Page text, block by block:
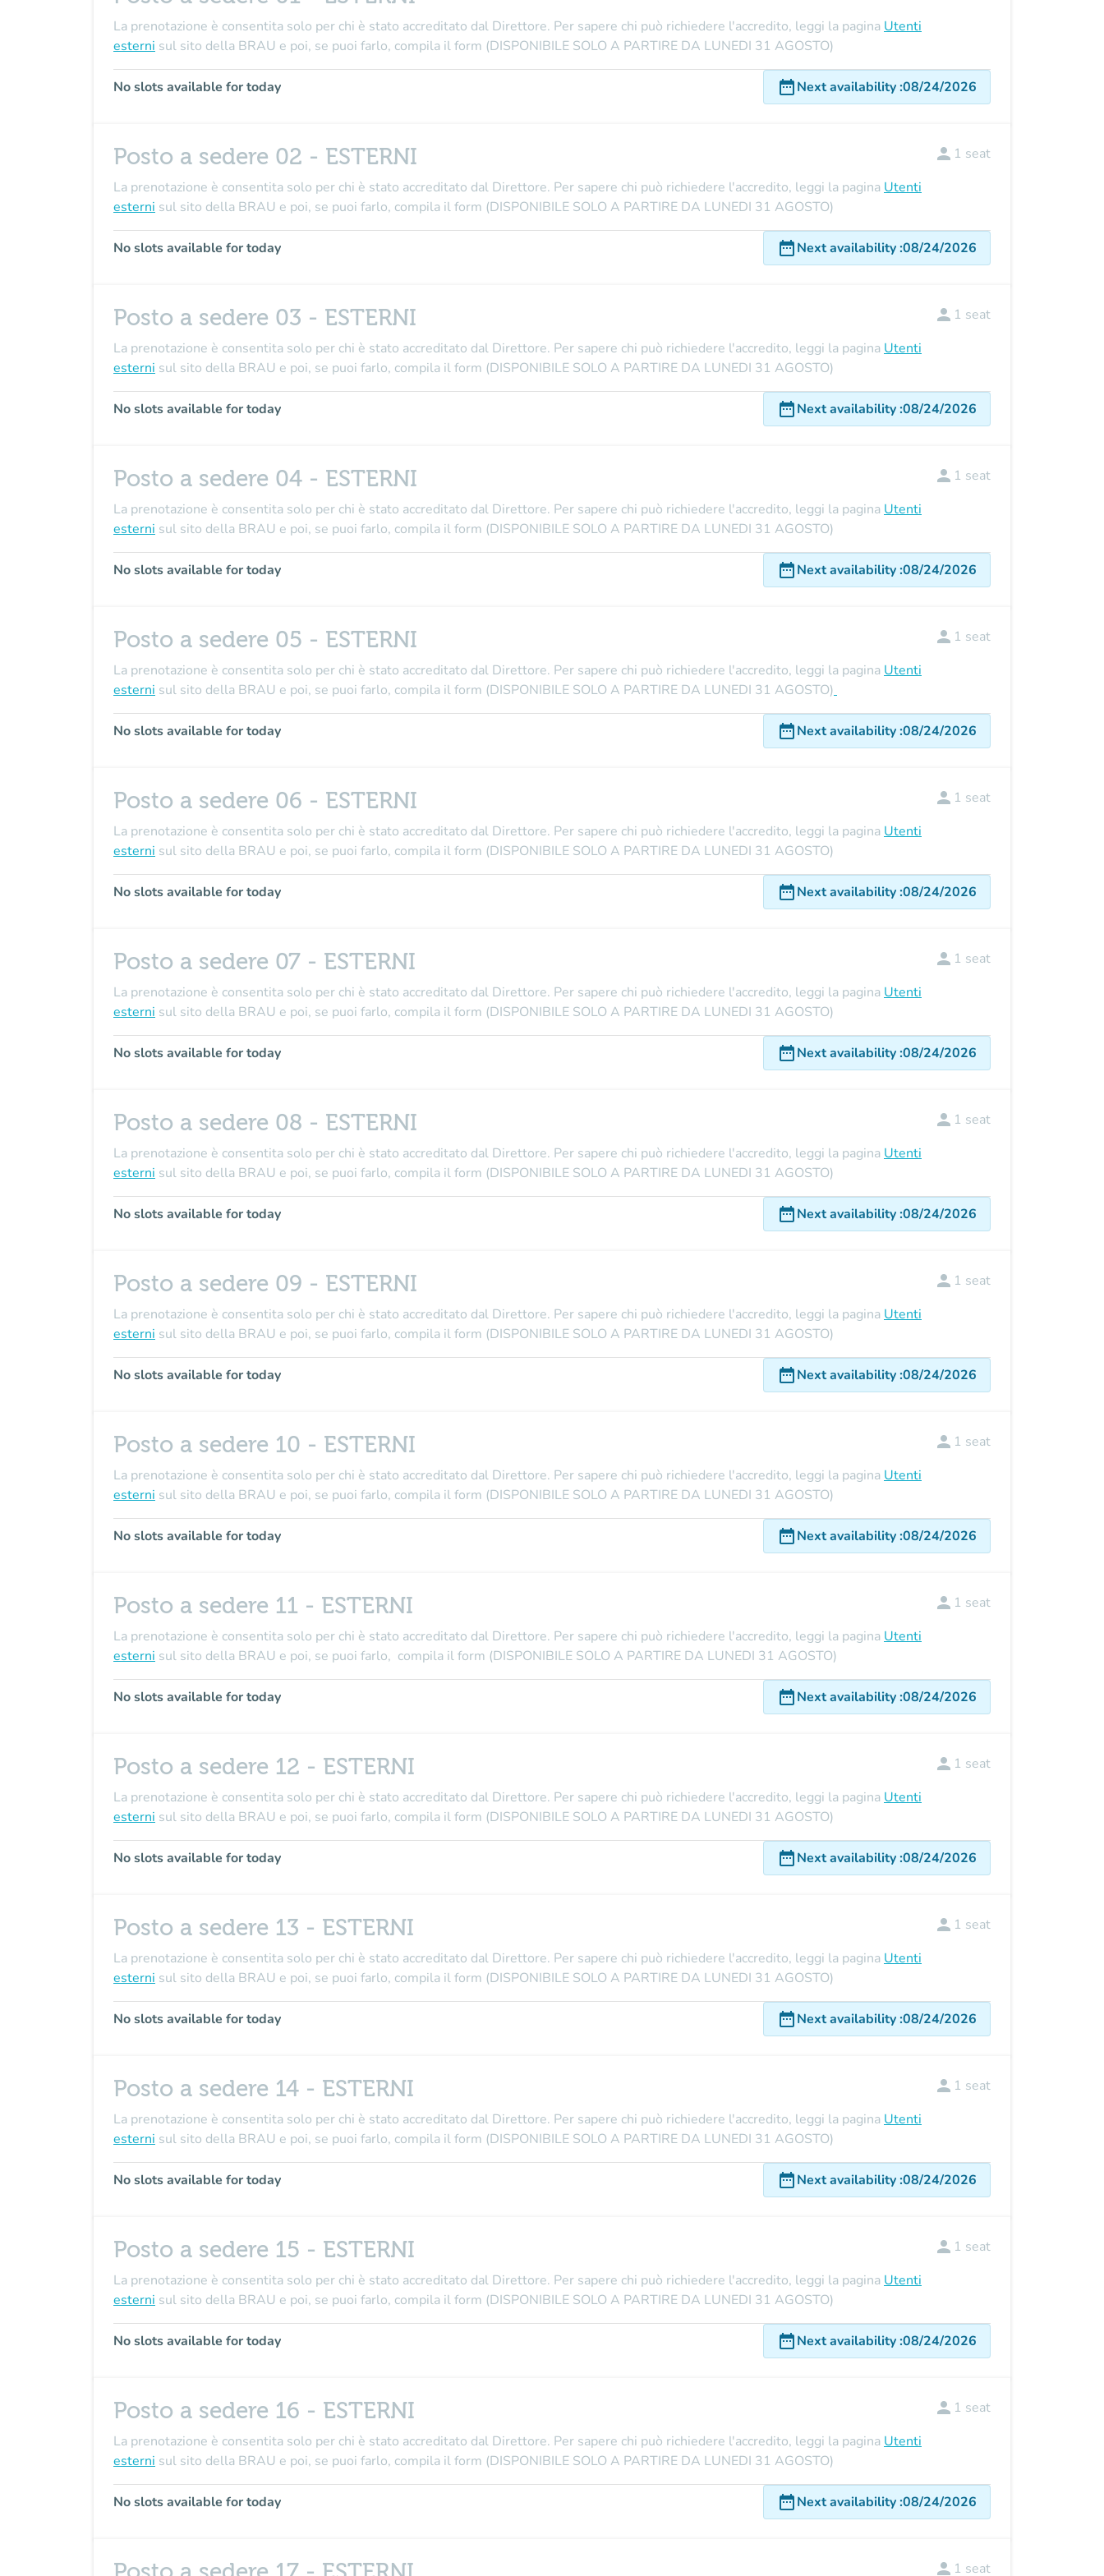
La prenotazione è consentita solo per chi è stato accreditato dal Direttore. Per sapere chi può richiedere l'accredito, leggi la pagina Utenti
esterni sul sito della BRAU e poi, se puoi farlo, compila il form (DISPONIBILE SOLO A PARTIRE DA LUNEDI 31 AGOSTO)
No slots available for today date_rangeNext availability:08/24/2026
Posto a sedere 02 - ESTERNI
La prenotazione è consentita solo per chi è stato accreditato dal Direttore. Per sapere chi può richiedere l'accredito, leggi la pagina Utenti
esterni sul sito della BRAU e poi, se puoi farlo, compila il form (DISPONIBILE SOLO A PARTIRE DA LUNEDI 31 AGOSTO)
person 1 seat
No slots available for today date_rangeNext availability:08/24/2026
Posto a sedere 03 - ESTERNI
La prenotazione è consentita solo per chi è stato accreditato dal Direttore. Per sapere chi può richiedere l'accredito, leggi la pagina Utenti
esterni sul sito della BRAU e poi, se puoi farlo, compila il form (DISPONIBILE SOLO A PARTIRE DA LUNEDI 31 AGOSTO)
person 1 seat
No slots available for today date_rangeNext availability:08/24/2026
Posto a sedere 04 - ESTERNI
La prenotazione è consentita solo per chi è stato accreditato dal Direttore. Per sapere chi può richiedere l'accredito, leggi la pagina Utenti
esterni sul sito della BRAU e poi, se puoi farlo, compila il form (DISPONIBILE SOLO A PARTIRE DA LUNEDI 31 AGOSTO)
person 1 seat
No slots available for today date_rangeNext availability:08/24/2026
Posto a sedere 05 - ESTERNI
La prenotazione è consentita solo per chi è stato accreditato dal Direttore. Per sapere chi può richiedere l'accredito, leggi la pagina Utenti
esterni sul sito della BRAU e poi, se puoi farlo, compila il form (DISPONIBILE SOLO A PARTIRE DA LUNEDI 31 AGOSTO)
person 1 seat
No slots available for today date_rangeNext availability:08/24/2026
Posto a sedere 06 - ESTERNI
La prenotazione è consentita solo per chi è stato accreditato dal Direttore. Per sapere chi può richiedere l'accredito, leggi la pagina Utenti
esterni sul sito della BRAU e poi, se puoi farlo, compila il form (DISPONIBILE SOLO A PARTIRE DA LUNEDI 31 AGOSTO)
person 1 seat
No slots available for today date_rangeNext availability:08/24/2026
Posto a sedere 07 - ESTERNI
La prenotazione è consentita solo per chi è stato accreditato dal Direttore. Per sapere chi può richiedere l'accredito, leggi la pagina Utenti
esterni sul sito della BRAU e poi, se puoi farlo, compila il form (DISPONIBILE SOLO A PARTIRE DA LUNEDI 31 AGOSTO)
person 1 seat
No slots available for today date_rangeNext availability:08/24/2026
Posto a sedere 08 - ESTERNI
La prenotazione è consentita solo per chi è stato accreditato dal Direttore. Per sapere chi può richiedere l'accredito, leggi la pagina Utenti
esterni sul sito della BRAU e poi, se puoi farlo, compila il form (DISPONIBILE SOLO A PARTIRE DA LUNEDI 31 AGOSTO)
person 1 seat
No slots available for today date_rangeNext availability:08/24/2026
Posto a sedere 09 - ESTERNI
La prenotazione è consentita solo per chi è stato accreditato dal Direttore. Per sapere chi può richiedere l'accredito, leggi la pagina Utenti
esterni sul sito della BRAU e poi, se puoi farlo, compila il form (DISPONIBILE SOLO A PARTIRE DA LUNEDI 31 AGOSTO)
person 1 seat
No slots available for today date_rangeNext availability:08/24/2026
Posto a sedere 10 - ESTERNI
La prenotazione è consentita solo per chi è stato accreditato dal Direttore. Per sapere chi può richiedere l'accredito, leggi la pagina Utenti
esterni sul sito della BRAU e poi, se puoi farlo, compila il form (DISPONIBILE SOLO A PARTIRE DA LUNEDI 31 AGOSTO)
person 1 seat
No slots available for today date_rangeNext availability:08/24/2026
Posto a sedere 11 - ESTERNI
La prenotazione è consentita solo per chi è stato accreditato dal Direttore. Per sapere chi può richiedere l'accredito, leggi la pagina Utenti
esterni sul sito della BRAU e poi, se puoi farlo, compila il form (DISPONIBILE SOLO A PARTIRE DA LUNEDI 31 AGOSTO)
person 1 seat
No slots available for today date_rangeNext availability:08/24/2026
Posto a sedere 12 - ESTERNI
La prenotazione è consentita solo per chi è stato accreditato dal Direttore. Per sapere chi può richiedere l'accredito, leggi la pagina Utenti
esterni sul sito della BRAU e poi, se puoi farlo, compila il form (DISPONIBILE SOLO A PARTIRE DA LUNEDI 31 AGOSTO)
person 1 seat
No slots available for today date_rangeNext availability:08/24/2026
Posto a sedere 13 - ESTERNI
La prenotazione è consentita solo per chi è stato accreditato dal Direttore. Per sapere chi può richiedere l'accredito, leggi la pagina Utenti
esterni sul sito della BRAU e poi, se puoi farlo, compila il form (DISPONIBILE SOLO A PARTIRE DA LUNEDI 31 AGOSTO)
person 1 seat
No slots available for today date_rangeNext availability:08/24/2026
Posto a sedere 14 - ESTERNI
La prenotazione è consentita solo per chi è stato accreditato dal Direttore. Per sapere chi può richiedere l'accredito, leggi la pagina Utenti
esterni sul sito della BRAU e poi, se puoi farlo, compila il form (DISPONIBILE SOLO A PARTIRE DA LUNEDI 31 AGOSTO)
person 1 seat
No slots available for today date_rangeNext availability:08/24/2026
Posto a sedere 15 - ESTERNI
La prenotazione è consentita solo per chi è stato accreditato dal Direttore. Per sapere chi può richiedere l'accredito, leggi la pagina Utenti
esterni sul sito della BRAU e poi, se puoi farlo, compila il form (DISPONIBILE SOLO A PARTIRE DA LUNEDI 31 AGOSTO)
person 1 seat
No slots available for today date_rangeNext availability:08/24/2026
Posto a sedere 16 - ESTERNI
La prenotazione è consentita solo per chi è stato accreditato dal Direttore. Per sapere chi può richiedere l'accredito, leggi la pagina Utenti
esterni sul sito della BRAU e poi, se puoi farlo, compila il form (DISPONIBILE SOLO A PARTIRE DA LUNEDI 31 AGOSTO)
person 1 seat
No slots available for today date_rangeNext availability:08/24/2026
person 1 seat